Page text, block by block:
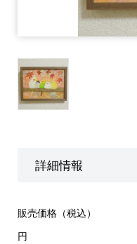
詳細情報
販売価格（税込）
円